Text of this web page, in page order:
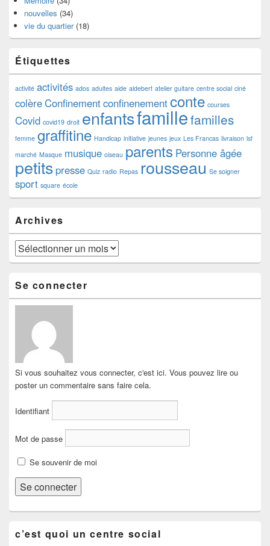
nouvelles (34)
vie du quartier(18)
Étiquettes
activité activités ados adultes aide aldebert atelier guitare centre social ciné
colèreConfinementconfinenementconte courses
Covid covid19 droit enfantsfamillefamilles
femme graffitine Handicap initiative jeunes jeux Les Francas livraison lsf
marché Masque musique oiseau parents Personne âgée
petits presse Quiz radio Repas rousseau Se soigner
sport square école
Archives
Archives
Se connecter
Si vous souhaitez vous connecter, c'est ici. Vous pouvez lire ou
poster un commentaire sans faire cela.
Identifiant
Mot de passe
Se souvenir de moi
c’est quoi un centre social